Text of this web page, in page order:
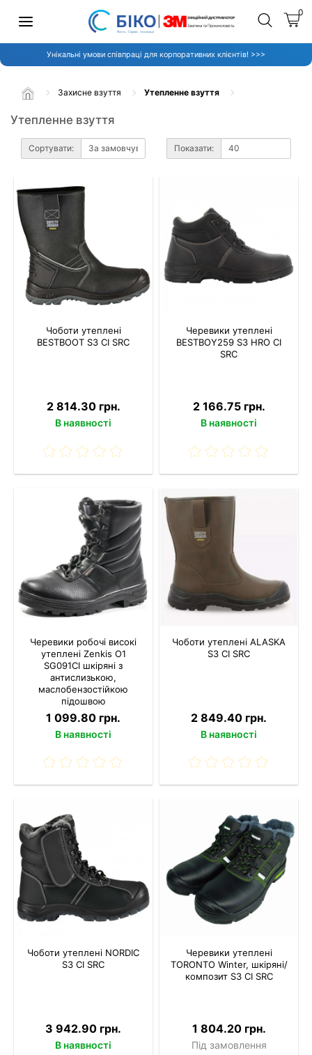
0
Унікальні умови співпраці для корпоративних клієнтів! >>>
Захисне взуття Утепленне взуття
Утепленне взуття
Сортувати: Показати:
Чоботи утеплені
BESTBOOT S3 CI SRC
2 814.30 грн.
В наявності
Черевики утеплені
BESTBOY259 S3 HRO CI
SRC
2 166.75 грн.
В наявності
Черевики робочі високі
утеплені Zenkis О1
SG091СІ шкіряні з
антислизькою,
маслобензостійкою
підошвою
1 099.80 грн.
В наявності
Чоботи утеплені ALASKA
S3 CI SRC
2 849.40 грн.
В наявності
Чоботи утеплені NORDIC
S3 CI SRC
3 942.90 грн.
В наявності
Черевики утеплені
TORONTO Winter, шкіряні/
композит S3 CI SRC
1 804.20 грн.
Під замовлення